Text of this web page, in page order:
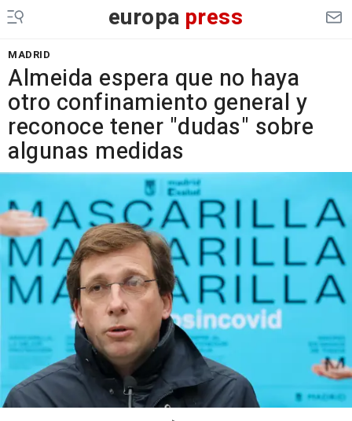
europa press
MADRID
Almeida espera que no haya
otro confinamiento general y
reconoce tener "dudas" sobre
algunas medidas